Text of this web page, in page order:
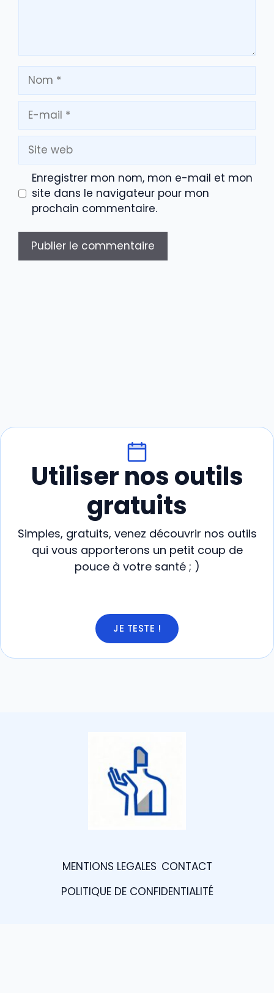
Nom
mail
Site
web
Enregistrer mon nom, mon e-mail et mon
site dans le navigateur pour mon
prochain commentaire.
Utiliser nos outils
gratuits
Simples, gratuits, venez découvrir nos outils
qui vous apporterons un petit coup de
pouce à votre santé ; )
JE TESTE !
MENTIONS LEGALES CONTACT
POLITIQUE DE CONFIDENTIALITÉ